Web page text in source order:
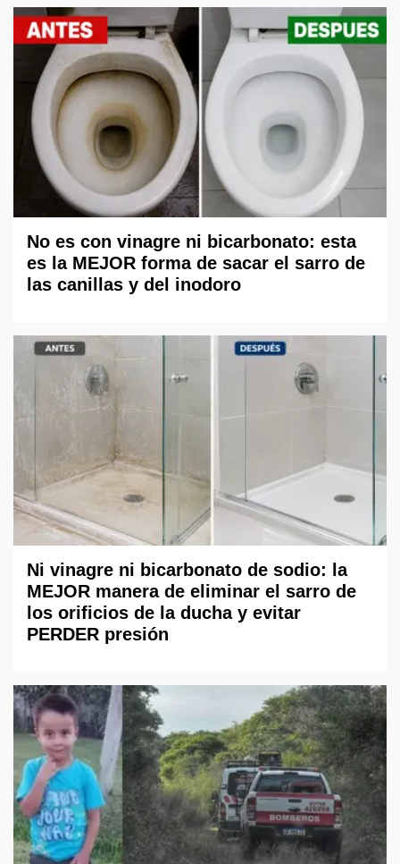
No es con vinagre ni bicarbonato: esta
es la MEJOR forma de sacar el sarro de
las canillas y del inodoro
Ni vinagre ni bicarbonato de sodio: la
MEJOR manera de eliminar el sarro de
los orificios de la ducha y evitar
PERDER presión